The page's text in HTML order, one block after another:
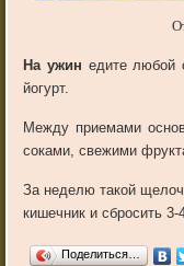
На ужин едите любой
йогурт.
Между приемами
соками, свежими
За неделю такой
кишечник и сбросить 3-
Поделиться…